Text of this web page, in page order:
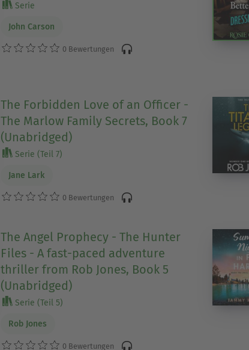
Serie
John Carson
0 Bewertungen
The Forbidden Love of an Officer -
The Marlow Family Secrets, Book 7
(Unabridged)
Serie (Teil 7)
Jane Lark
0 Bewertungen
The Angel Prophecy - The Hunter
Files - A fast-paced adventure
thriller from Rob Jones, Book 5
(Unabridged)
Serie (Teil 5)
Rob Jones
0 Bewertungen